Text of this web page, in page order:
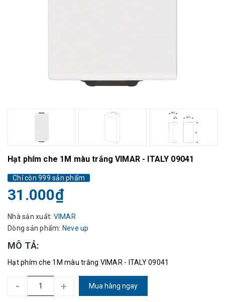
Hạt phím che 1M màu trắng VIMAR - ITALY 09041
Chỉ còn 999 sản phẩm
31.000₫
Nhà sản xuất: VIMAR
Dòng sản phẩm: Neve up
MÔ TẢ:
Hạt phím che 1M màu trắng VIMAR - ITALY 09041
- + Mua hàng ngay